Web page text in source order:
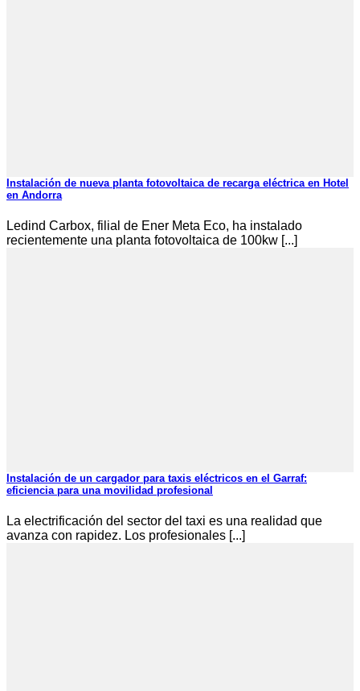
Instalación de nueva planta fotovoltaica de recarga eléctrica en Hotel
en Andorra
Ledind Carbox, filial de Ener Meta Eco, ha instalado
recientemente una planta fotovoltaica de 100kw [...]
Instalación de un cargador para taxis eléctricos en el Garraf:
eficiencia para una movilidad profesional
La electrificación del sector del taxi es una realidad que
avanza con rapidez. Los profesionales [...]